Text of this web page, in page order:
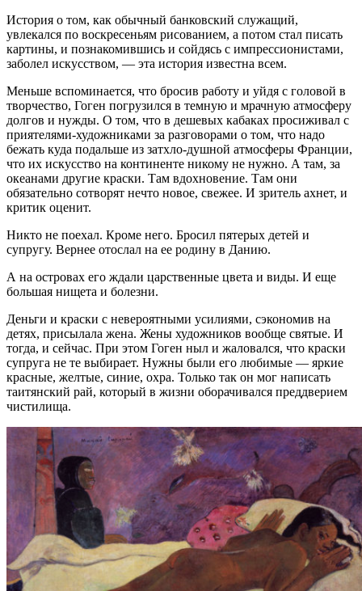
История о том, как обычный банковский служащий,
увлекался по воскресеньям рисованием, а потом стал писать
картины, и познакомившись и сойдясь с импрессионистами,
заболел искусством, — эта история известна всем.
Меньше вспоминается, что бросив работу и уйдя с головой в
творчество, Гоген погрузился в темную и мрачную атмосферу
долгов и нужды. О том, что в дешевых кабаках просиживал с
приятелями-художниками за разговорами о том, что надо
бежать куда подальше из затхло-душной атмосферы Франции,
что их искусство на континенте никому не нужно. А там, за
океанами другие краски. Там вдохновение. Там они
обязательно сотворят нечто новое, свежее. И зритель ахнет, и
критик оценит.
Никто не поехал. Кроме него. Бросил пятерых детей и
супругу. Вернее отослал на ее родину в Данию.
А на островах его ждали царственные цвета и виды. И еще
большая нищета и болезни.
Деньги и краски с невероятными усилиями, сэкономив на
детях, присылала жена. Жены художников вообще святые. И
тогда, и сейчас. При этом Гоген ныл и жаловался, что краски
супруга не те выбирает. Нужны были его любимые — яркие
красные, желтые, синие, охра. Только так он мог написать
таитянский рай, который в жизни оборачивался преддверием
чистилища.